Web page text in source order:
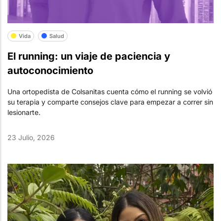
Vida Salud
El running: un viaje de paciencia y
autoconocimiento
Una ortopedista de Colsanitas cuenta cómo el running se volvió
su terapia y comparte consejos clave para empezar a correr sin
lesionarte.
23 Julio, 2026